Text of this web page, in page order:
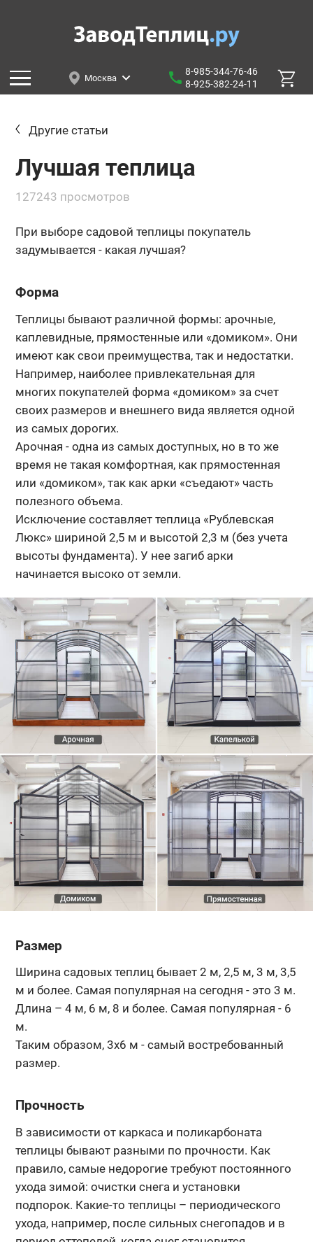
Москва
8-985-344-76-46
8-925-382-24-11
Другие статьи
Лучшая теплица
127243 просмотров
При выборе садовой теплицы покупатель
задумывается - какая лучшая?
Форма
Теплицы бывают различной формы: арочные,
каплевидные, прямостенные или «домиком». Они
имеют как свои преимущества, так и недостатки.
Например, наиболее привлекательная для
многих покупателей форма «домиком» за счет
своих размеров и внешнего вида является одной
из самых дорогих.
Арочная - одна из самых доступных, но в то же
время не такая комфортная, как прямостенная
или «домиком», так как арки «съедают» часть
полезного объема.
Исключение составляет теплица «Рублевская
Люкс» шириной 2,5 м и высотой 2,3 м (без учета
высоты фундамента). У нее загиб арки
начинается высоко от земли.
Размер
Ширина садовых теплиц бывает 2 м, 2,5 м, 3 м, 3,5
м и более. Самая популярная на сегодня - это 3 м.
Длина – 4 м, 6 м, 8 и более. Самая популярная - 6
м.
Таким образом, 3х6 м - самый востребованный
размер.
Прочность
В зависимости от каркаса и поликарбоната
теплицы бывают разными по прочности. Как
правило, самые недорогие требуют постоянного
ухода зимой: очистки снега и установки
подпорок. Какие-то теплицы – периодического
ухода, например, после сильных снегопадов и в